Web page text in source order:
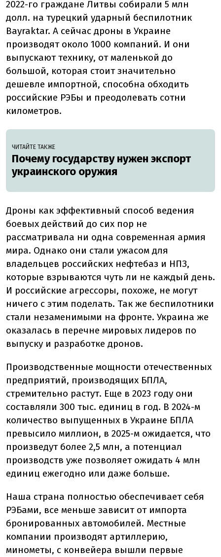
2022-го граждане Литвы собирали 5 млн
долл. на турецкий ударный беспилотник
Bayraktar. А сейчас дроны в Украине
производят около 1000 компаний. И они
выпускают технику, от маленькой до
большой, которая стоит значительно
дешевле импортной, способна обходить
российские РЭБы и преодолевать сотни
километров.
ЧИТАЙТЕ ТАКЖЕ
Почему государству нужен экспорт
украинского оружия
Дроны как эффективный способ ведения
боевых действий до сих пор не
рассматривала ни одна современная армия
мира. Однако они стали ужасом для
владельцев российских нефтебаз и НПЗ,
которые взрываются чуть ли не каждый день.
И российские агрессоры, похоже, не могут
ничего с этим поделать. Так же беспилотники
стали незаменимыми на фронте. Украина же
оказалась в перечне мировых лидеров по
выпуску и разработке дронов.
Производственные мощности отечественных
предприятий, производящих БПЛА,
стремительно растут. Еще в 2023 году они
составляли 300 тыс. единиц в год. В 2024-м
количество выпущенных в Украине БПЛА
превысило миллион, в 2025-м ожидается, что
произведут более 2,5 млн, а потенциал
производств уже позволяет ожидать 4 млн
единиц ежегодно или даже больше.
Наша страна полностью обеспечивает себя
РЭБами, все меньше зависит от импорта
бронированных автомобилей. Местные
компании производят артиллерию,
минометы, с конвейера вышли первые